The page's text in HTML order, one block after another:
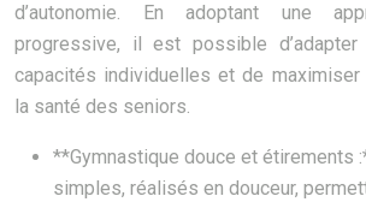
d’autonomie. En adoptant une
progressive, il est possible
capacités individuelles et de
la santé des seniors.
**Gymnastique douce et étirements
simples, réalisés en douceur,